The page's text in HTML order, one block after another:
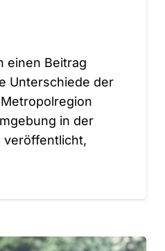
einen Beitrag
Unterschiede der
in der
veröffentlicht,